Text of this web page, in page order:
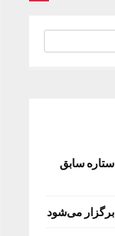
سابق
برگزار می‌شود